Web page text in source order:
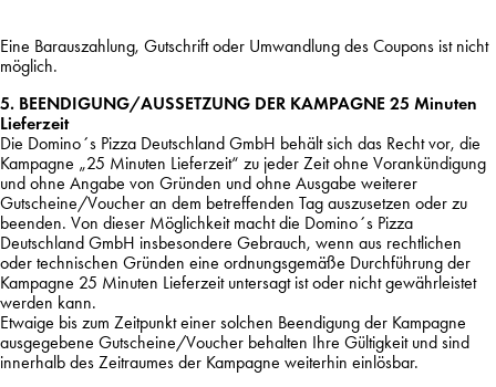
Eine Barauszahlung, Gutschrift oder Umwandlung des Coupons ist nicht
möglich.
5. BEENDIGUNG/AUSSETZUNG DER KAMPAGNE 25 Minuten
Lieferzeit
Die Domino´s Pizza Deutschland GmbH behält sich das Recht vor, die
Kampagne „25 Minuten Lieferzeit“ zu jeder Zeit ohne Vorankündigung
und ohne Angabe von Gründen und ohne Ausgabe weiterer
Gutscheine/Voucher an dem betreffenden Tag auszusetzen oder zu
beenden. Von dieser Möglichkeit macht die Domino´s Pizza
Deutschland GmbH insbesondere Gebrauch, wenn aus rechtlichen
oder technischen Gründen eine ordnungsgemäße Durchführung der
Kampagne 25 Minuten Lieferzeit untersagt ist oder nicht gewährleistet
werden kann.
Etwaige bis zum Zeitpunkt einer solchen Beendigung der Kampagne
ausgegebene Gutscheine/Voucher behalten Ihre Gültigkeit und sind
innerhalb des Zeitraumes der Kampagne weiterhin einlösbar.